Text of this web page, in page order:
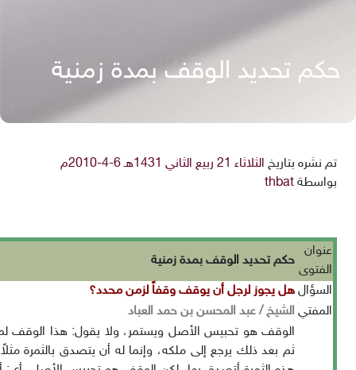
حكم تحديد الوقف بمدة زمنية
تم نشره بتاريخ الثلاثاء 21 ربيع الثاني 1431هـ 6-4-2010م
بواسطة thbat
عنوان
الفتوى
حكم تحديد الوقف بمدة زمنية
السؤال هل يجوز لرجل أن يوقف وقفاً لزمن محدد؟
المفتي الشيخ / عبد المحسن بن حمد العباد
الوقف هو تحبيس الأصل ويستمر، ولا يقول: هذا الوقف
ثم بعد ذلك يرجع إلى ملكه، وإنما له أن يتصدق بالثمرة